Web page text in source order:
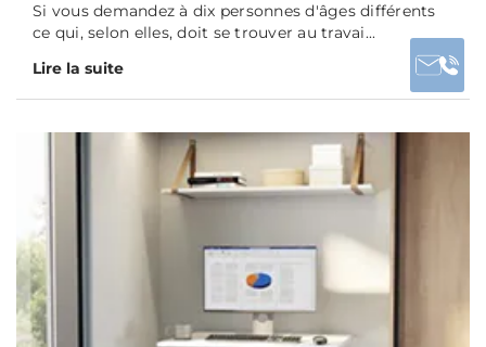
Si vous demandez à dix personnes d'âges différents
ce qui, selon elles, doit se trouver au travai...
Lire la suite